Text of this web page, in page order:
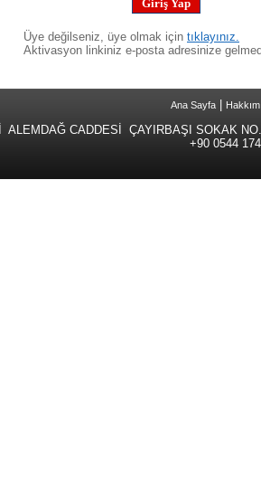
Üye değilseniz, üye olmak için tıklayınız.
Aktivasyon linkiniz e-posta adresinize
Ana Sayfa
ALEMDAĞ CADDESİ ÇAYIRBAŞI SOKAK
+90 0544